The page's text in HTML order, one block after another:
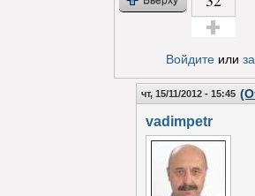
Войдитеили
чт, 15/11/2012 - 15:45
vadimpetr